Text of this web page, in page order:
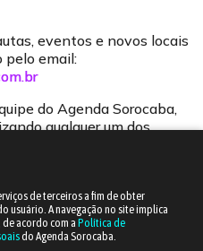
eventos e novos locais
pelo email:
do Agenda Sorocaba,
qualquer um dos
de terceiros a fim de obter
usuário. A navegação no site implica
acordo com a Política de
do Agenda Sorocaba.